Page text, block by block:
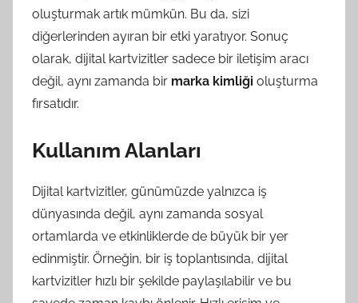
oluşturmak artık mümkün. Bu da, sizi
diğerlerinden ayıran bir etki yaratıyor. Sonuç
olarak, dijital kartvizitler sadece bir iletişim aracı
değil, aynı zamanda bir marka kimliği oluşturma
fırsatıdır.
Kullanım Alanları
Dijital kartvizitler, günümüzde yalnızca iş
dünyasında değil, aynı zamanda sosyal
ortamlarda ve etkinliklerde de büyük bir yer
edinmiştir. Örneğin, bir iş toplantısında, dijital
kartvizitler hızlı bir şekilde paylaşılabilir ve bu